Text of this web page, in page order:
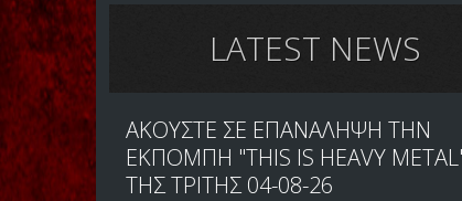
WELL
LATEST NEWS
ΑΚΟΥΣΤΕ ΣΕ ΕΠΑΝΑΛΗΨΗ ΤΗΝ
ΕΚΠΟΜΠΗ "THIS IS HEAVY
ΤΗΣ ΤΡΙΤΗΣ 04-08-26